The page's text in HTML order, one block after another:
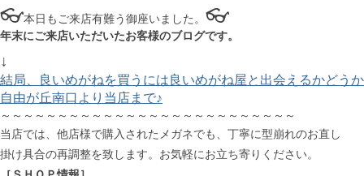
👓本日もご来店有難う御座いました。 👓
年末にご来店いただいたお客様のブログです。
↓
結局、良いめがねを買うには良いめがね屋と出会えるかどうか
自由が丘南口より当店まで♪
～～～～～～～～～～～～～～～～～～～～～～～～～～
当店では、他店様で購入されたメガネでも、丁寧に型崩れのお直し
掛け具合の再調整を致します。お気軽にお立ち寄りください。